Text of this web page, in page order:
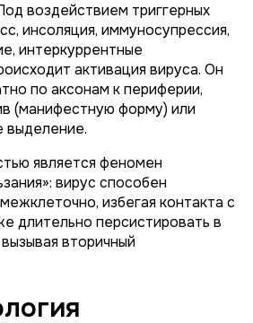
воздействием триггерных
инсоляция, иммуносупрессия,
интеркуррентные
активация вируса. Он
по аксонам к периферии,
(манифестную форму) или
выделение.
является феномен
вирус способен
избегая контакта с
длительно персистировать в
вторичный